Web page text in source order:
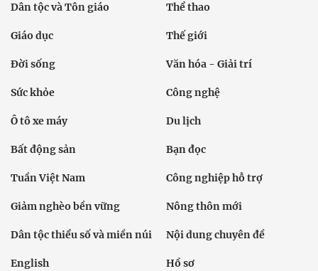
Dân tộc và Tôn giáo Thể thao
Giáo dục Thế giới
Đời sống Văn hóa - Giải trí
Sức khỏe Công nghệ
Ô tô xe máy Du lịch
Bất động sản Bạn đọc
Tuần Việt Nam Công nghiệp hỗ trợ
Giảm nghèo bền vững Nông thôn mới
Dân tộc thiểu số và miền núi Nội dung chuyên đề
English Hồ sơ